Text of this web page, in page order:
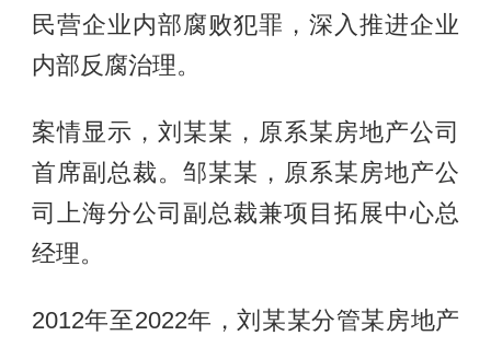
民营企业内部腐败犯罪，深入推进企业
内部反腐治理。
案情显示，刘某某，原系某房地产公司
首席副总裁。邹某某，原系某房地产公
司上海分公司副总裁兼项目拓展中心总
经理。
2012年至2022年，刘某某分管某房地产